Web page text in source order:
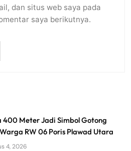
dan situs web saya pada
saya berikutnya.
400 Meter Jadi Simbol Gotong
RW 06 Poris Plawad Utara
4, 2026